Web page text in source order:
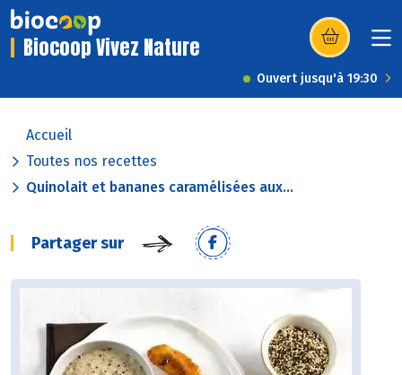
Biocoop Vivez Nature (s’ouvre dans
Ouvert jusqu'à 19:30
Accueil
Toutes nos recettes
Quinolait et bananes caramélisées aux...
Partager sur